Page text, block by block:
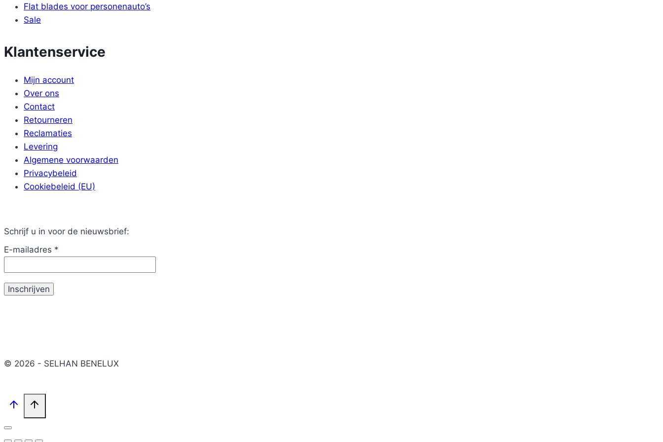
Flat blades voor personenauto’s
Sale
Klantenservice
Mijn account
Over ons
Contact
Retourneren
Reclamaties
Levering
Algemene voorwaarden
Privacybeleid
Cookiebeleid (EU)
Schrijf u in voor de nieuwsbrief:
E-mailadres *
© 2026 - SELHAN BENELUX